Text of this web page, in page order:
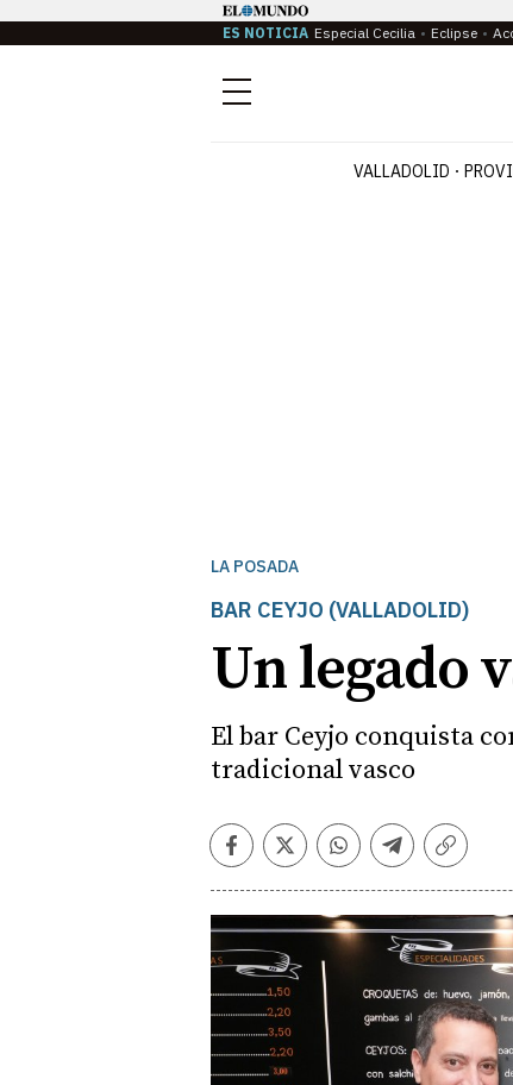
ES NOTICIA Especial Cecilia Eclipse
Menú
VALLADOLID
LA POSADA
BAR CEYJO (VALLADOLID)
Un legado
El bar Ceyjo conquista
tradicional vasco
Facebook
TwitterWhatsapp
Telegram
Copiar